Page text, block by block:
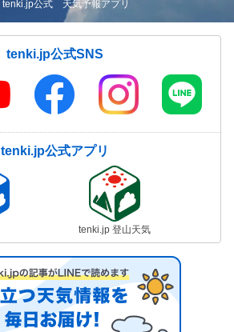
tenki.jp公式 天気予報アプリ
tenki.jp公式SNS
tenki.jp公式アプリ
tenki.jp 登山天気